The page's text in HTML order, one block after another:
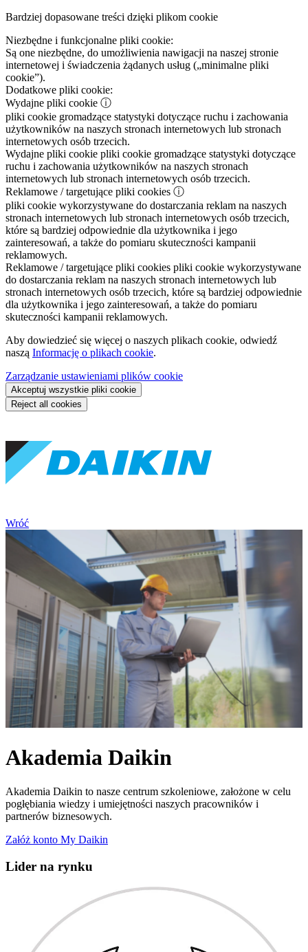
Bardziej dopasowane treści dzięki plikom cookie
Niezbędne i funkcjonalne pliki cookie:
Są one niezbędne, do umożliwienia nawigacji na naszej stronie
internetowej i świadczenia żądanych usług („minimalne pliki
cookie”).
Dodatkowe pliki cookie:
Wydajne pliki cookie ⓘ
pliki cookie gromadzące statystyki dotyczące ruchu i zachowania
użytkowników na naszych stronach internetowych lub stronach
internetowych osób trzecich.
Wydajne pliki cookie pliki cookie gromadzące statystyki dotyczące
ruchu i zachowania użytkowników na naszych stronach
internetowych lub stronach internetowych osób trzecich.
Reklamowe / targetujące pliki cookies ⓘ
pliki cookie wykorzystywane do dostarczania reklam na naszych
stronach internetowych lub stronach internetowych osób trzecich,
które są bardziej odpowiednie dla użytkownika i jego
zainteresowań, a także do pomiaru skuteczności kampanii
reklamowych.
Reklamowe / targetujące pliki cookies pliki cookie wykorzystywane
do dostarczania reklam na naszych stronach internetowych lub
stronach internetowych osób trzecich, które są bardziej odpowiednie
dla użytkownika i jego zainteresowań, a także do pomiaru
skuteczności kampanii reklamowych.
Aby dowiedzieć się więcej o naszych plikach cookie, odwiedź
naszą Informację o plikach cookie.
Zarządzanie ustawieniami plików cookie
Akceptuj wszystkie pliki cookie
Reject all cookies
Wróć
Akademia Daikin
Akademia Daikin to nasze centrum szkoleniowe, założone w celu
pogłębiania wiedzy i umiejętności naszych pracowników i
partnerów biznesowych.
Załóż konto My Daikin
Lider na rynku